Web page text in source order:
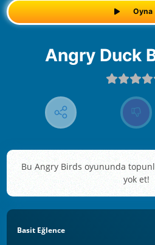
Oyna
Angry Duck
Bu Angry Birds oyununda
yok et!
Basit Eğlence